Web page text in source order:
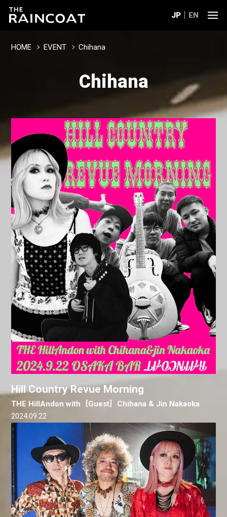
JP EN
HOME EVENT Chihana
Chihana
Hill Country Revue Morning
THE HillAndon with［Guest］Chihana & Jin Nakaoka
2024.09.22